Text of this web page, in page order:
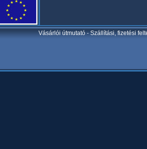
Vásárlói útmutató-Szállítási, fizetési